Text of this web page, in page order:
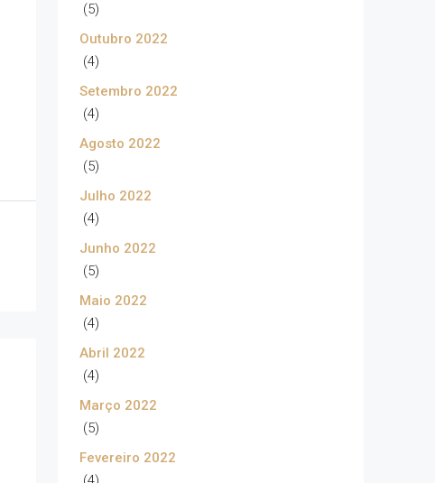
(5)
Outubro 2022
(4)
Setembro 2022
(4)
Agosto 2022
(5)
Julho 2022
(4)
Junho 2022
(5)
Maio 2022
(4)
Abril 2022
(4)
Março 2022
(5)
Fevereiro 2022